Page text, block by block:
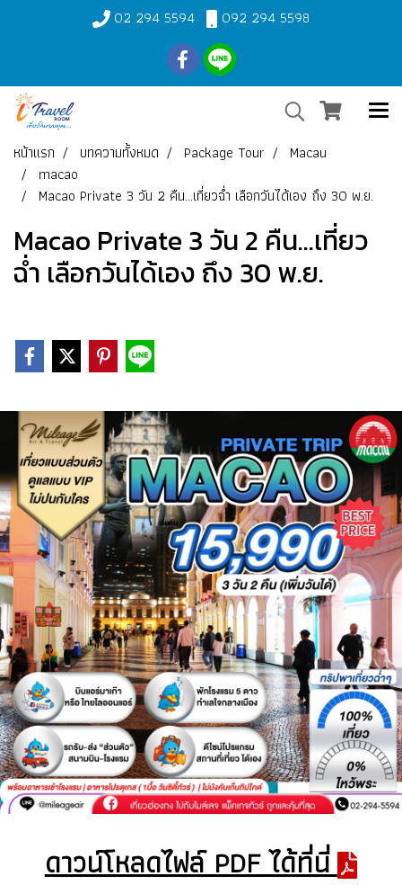
02 294 5594 092 294 5598
หน้าแรก บทความทั้งหมด Package Tour
Macau
macao
Macao Private 3 วัน 2 คืน...เที่ยวฉ่ำ เลือกวันได้เอง ถึง 30 พ.ย.
Macao Private 3 วัน 2 คืน...เที่ยว
ฉ่ำ เลือกวันได้เอง ถึง 30 พ.ย.
ดาวน์โหลดไฟล์ PDF ได้ที่นี่